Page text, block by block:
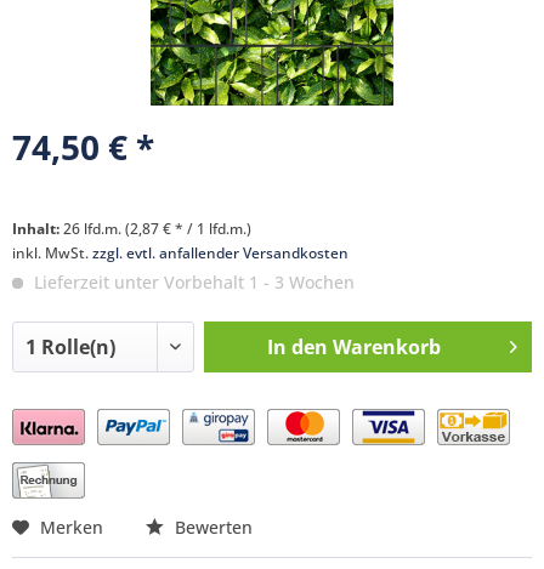
74,50 € *
Inhalt:26 lfd.m. (2,87 € * / 1 lfd.m.)
inkl. MwSt.zzgl. evtl. anfallender Versandkosten
Lieferzeit unter Vorbehalt 1 - 3 Wochen
In den Warenkorb
Preis anfragen
Merken Bewerten